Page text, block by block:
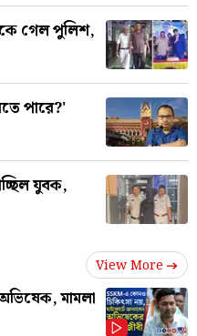
গেল পুলিশ,
পারে?'
যুবক,
View More
মামলা